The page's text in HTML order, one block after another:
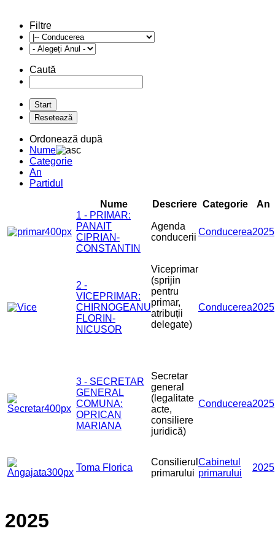
Filtre
Caută
Ordonează după
Nume
Categorie
An
Partidul
Nume
Descriere Categorie An
1 - PRIMAR:
PANAIT
CIPRIAN-
CONSTANTIN
Agenda
conducerii
Conducerea2025
2 -
VICEPRIMAR:
CHIRNOGEANU
FLORIN-
NICUSOR
Viceprimar
(sprijin
pentru
primar,
atribuții
delegate)
Conducerea2025
3 - SECRETAR
GENERAL
COMUNA:
OPRICAN
MARIANA
Secretar
general
(legalitate
acte,
consiliere
juridică)
Conducerea2025
Toma Florica
Consilierul
primarului
Cabinetul
primarului
2025
2025